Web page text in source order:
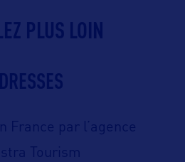
PLUS LOIN
France par l’agence
Tourism